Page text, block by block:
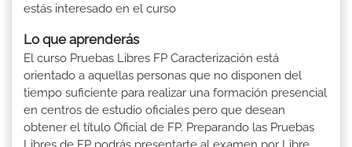
estás interesado en el curso
Lo que aprenderás
El curso Pruebas Libres FP Caracterización está
orientado a aquellas personas que no disponen del
tiempo suficiente para realizar una formación presencial
en centros de estudio oficiales pero que desean
obtener el título Oficial de FP. Preparando las Pruebas